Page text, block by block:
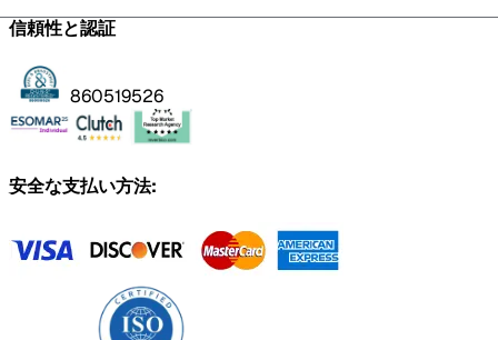
信頼性と認証
860519526
安全な支払い方法: